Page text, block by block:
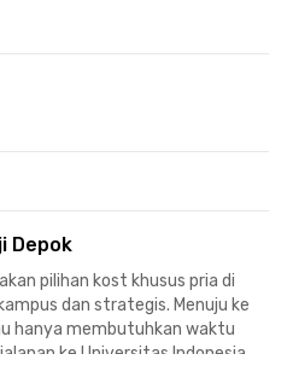
Depok
pilihan kost khusus pria di
dan strategis. Menuju ke
hanya membutuhkan waktu
ke Universitas Indonesia
dari 15 menit berjalan kaki.